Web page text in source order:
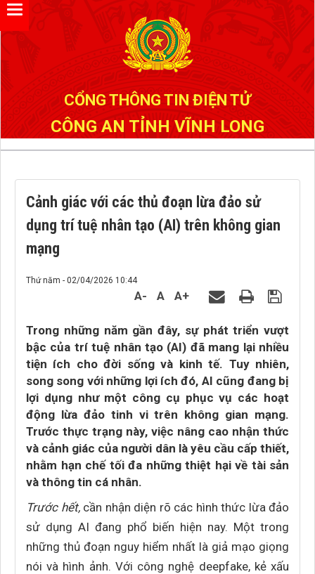
CỔNG THÔNG TIN ĐIỆN TỬ
CÔNG AN TỈNH VĨNH LONG
Cảnh giác với các thủ đoạn lừa đảo sử
dụng trí tuệ nhân tạo (AI) trên không gian
mạng
Thứ năm - 02/04/2026 10:44
A- A A+
Trong những năm gần đây, sự phát triển vượt
bậc của trí tuệ nhân tạo (AI) đã mang lại nhiều
tiện ích cho đời sống và kinh tế. Tuy nhiên,
song song với những lợi ích đó, AI cũng đang bị
lợi dụng như một công cụ phục vụ các hoạt
động lừa đảo tinh vi trên không gian mạng.
Trước thực trạng này, việc nâng cao nhận thức
và cảnh giác của người dân là yêu cầu cấp thiết,
nhằm hạn chế tối đa những thiệt hại về tài sản
và thông tin cá nhân.
Trước hết, cần nhận diện rõ các hình thức lừa đảo
sử dụng AI đang phổ biến hiện nay. Một trong
những thủ đoạn nguy hiểm nhất là giả mạo giọng
nói và hình ảnh. Với công nghệ deepfake, kẻ xấu